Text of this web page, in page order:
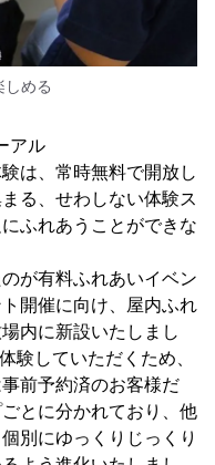
しめる
アル
は、常時無料で開放し
る、せわしない体験ス
ふれあうことができな
が有料ふれあいイベン
開催に向け、屋内ふれ
内に新設いたしまし
験していただくため、
前予約済のお客様だ
とに分かれており、他
別にゆっくりじっくり